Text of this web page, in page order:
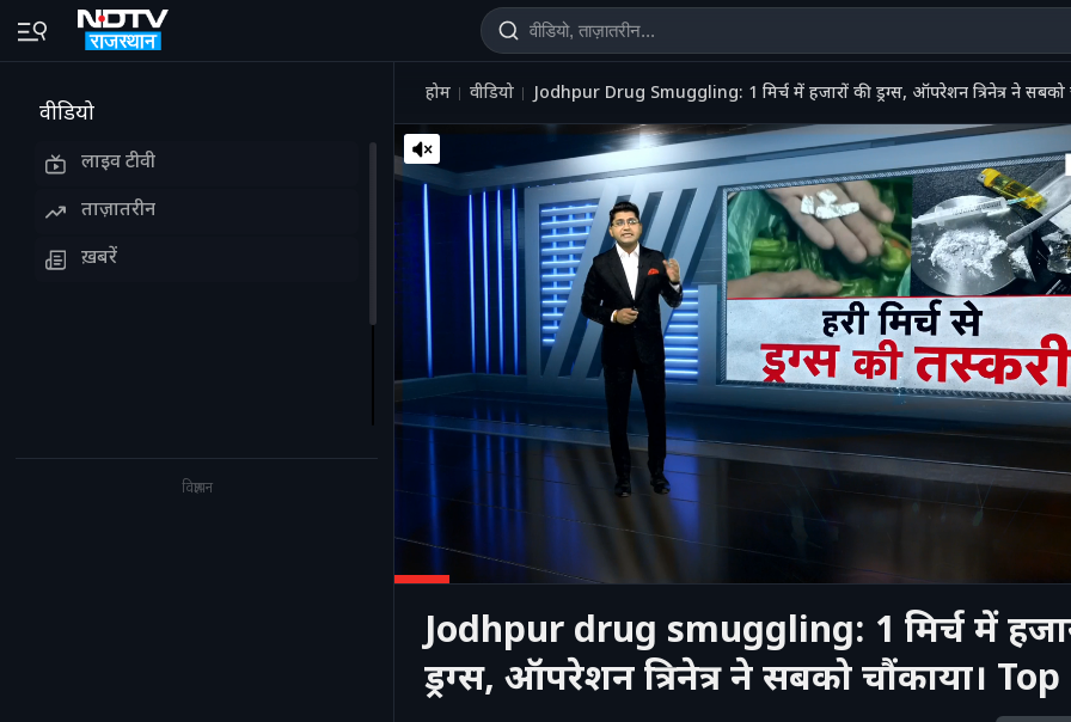
वीडियो
लाइव टीवी
ताज़ातरीन
ख़बरें
विज्ञापन
होम वीडियो Jodhpur Drug Smuggling: 1 मिर्च में हजारों की ड्रग्स, ऑपरेशन त्रिनेत्र ने
Jodhpur drug smuggling: 1 मिर्च में
ड्रग्स, ऑपरेशन त्रिनेत्र ने सबको चौंकाया।